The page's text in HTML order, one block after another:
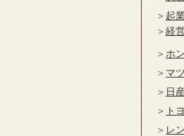
起
経
ホ
マ
日
ト
レ